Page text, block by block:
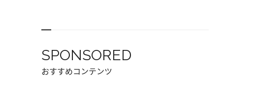
SPONSORED
おすすめコンテンツ